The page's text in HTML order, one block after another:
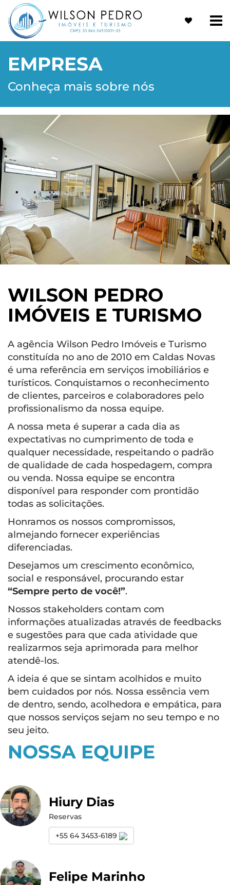
EMPRESA
Conheça mais sobre nós
WILSON PEDRO
IMÓVEIS E TURISMO
A agência Wilson Pedro Imóveis e Turismo
constituída no ano de 2010 em Caldas Novas
é uma referência em serviços imobiliários e
turísticos. Conquistamos o reconhecimento
de clientes, parceiros e colaboradores pelo
profissionalismo da nossa equipe.
A nossa meta é superar a cada dia as
expectativas no cumprimento de toda e
qualquer necessidade, respeitando o padrão
de qualidade de cada hospedagem, compra
ou venda. Nossa equipe se encontra
disponível para responder com prontidão
todas as solicitações.
Honramos os nossos compromissos,
almejando fornecer experiências
diferenciadas.
Desejamos um crescimento econômico,
social e responsável, procurando estar
“Sempre perto de você!”.
Nossos stakeholders contam com
informações atualizadas através de feedbacks
e sugestões para que cada atividade que
realizarmos seja aprimorada para melhor
atendê-los.
A ideia é que se sintam acolhidos e muito
bem cuidados por nós. Nossa essência vem
de dentro, sendo, acolhedora e empática, para
que nossos serviços sejam no seu tempo e no
seu jeito.
NOSSA EQUIPE
Hiury Dias
Reservas
+55 64 3453-6189
Felipe Marinho